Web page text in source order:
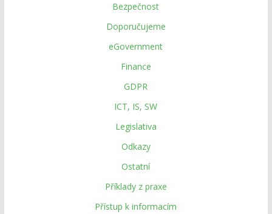
Bezpečnost
Doporučujeme
eGovernment
Finance
GDPR
ICT, IS, SW
Legislativa
Odkazy
Ostatní
Příklady z praxe
Přístup k informacím